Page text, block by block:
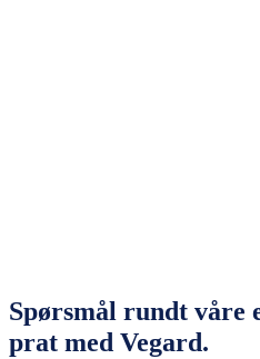
Spørsmål rundt våre
prat med Vegard.